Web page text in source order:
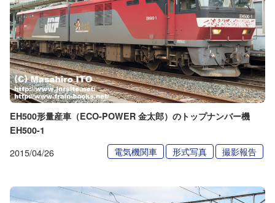
EH500形量産車（ECO-POWER 金太郎）のトップナンバー機
EH500-1
2015/04/26 電気機関車 形式写真 撮影報告